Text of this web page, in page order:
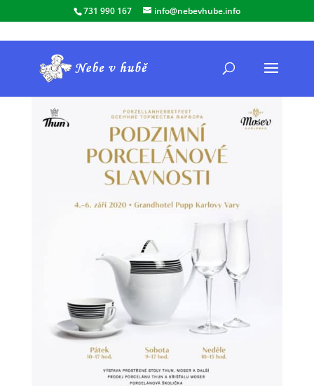
731 990 167 info@nebevhube.info